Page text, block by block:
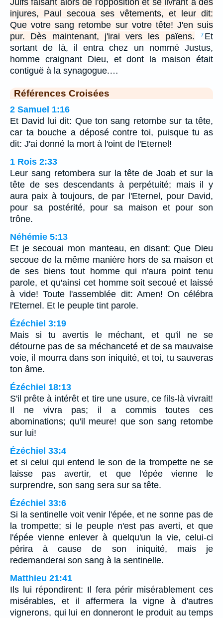
injures, Paul secoua ses vêtements, et leur dit:
Que votre sang retombe sur votre tête! J'en suis
pur. Dès maintenant, j'irai vers les païens.
7 Et
sortant de là, il entra chez un nommé Justus,
homme craignant Dieu, et dont la maison était
contiguë à la synagogue.…
Références Croisées
2 Samuel 1:16
Et David lui dit: Que ton sang retombe sur ta tête,
car ta bouche a déposé contre toi, puisque tu as
dit: J'ai donné la mort à l'oint de l'Eternel!
1 Rois 2:33
Leur sang retombera sur la tête de Joab et sur la
tête de ses descendants à perpétuité; mais il y
aura paix à toujours, de par l'Eternel, pour David,
pour sa postérité, pour sa maison et pour son
trône.
Néhémie 5:13
Et je secouai mon manteau, en disant: Que Dieu
secoue de la même manière hors de sa maison et
de ses biens tout homme qui n'aura point tenu
parole, et qu'ainsi cet homme soit secoué et laissé
à vide! Toute l'assemblée dit: Amen! On célébra
l'Eternel. Et le peuple tint parole.
Ézéchiel 3:19
Mais si tu avertis le méchant, et qu'il ne se
détourne pas de sa méchanceté et de sa mauvaise
voie, il mourra dans son iniquité, et toi, tu sauveras
ton âme.
Ézéchiel 18:13
S'il prête à intérêt et tire une usure, ce fils-là vivrait!
Il ne vivra pas; il a commis toutes ces
abominations; qu'il meure! que son sang retombe
sur lui!
Ézéchiel 33:4
et si celui qui entend le son de la trompette ne se
laisse pas avertir, et que l'épée vienne le
surprendre, son sang sera sur sa tête.
Ézéchiel 33:6
Si la sentinelle voit venir l'épée, et ne sonne pas de
la trompette; si le peuple n'est pas averti, et que
l'épée vienne enlever à quelqu'un la vie, celui-ci
périra à cause de son iniquité, mais je
redemanderai son sang à la sentinelle.
Matthieu 21:41
Ils lui répondirent: Il fera périr misérablement ces
misérables, et il affermera la vigne à d'autres
vignerons, qui lui en donneront le produit au temps